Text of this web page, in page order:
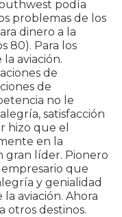
podía
problemas de los
dinero a la
80). Para los
aviación.
de
de
no le
satisfacción
hizo que el
en la
gran líder. Pionero
que
y genialidad
aviación. Ahora
otros destinos.